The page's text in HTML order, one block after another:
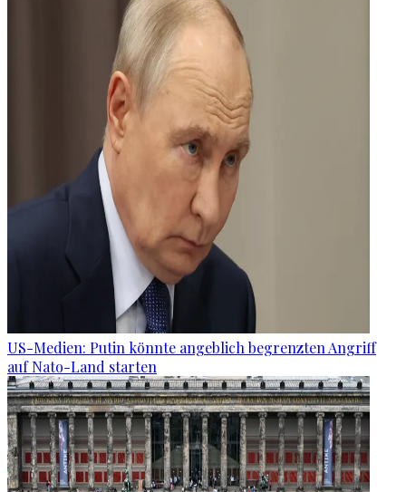
US-Medien: Putin könnte angeblich begrenzten Angriff
auf Nato-Land starten